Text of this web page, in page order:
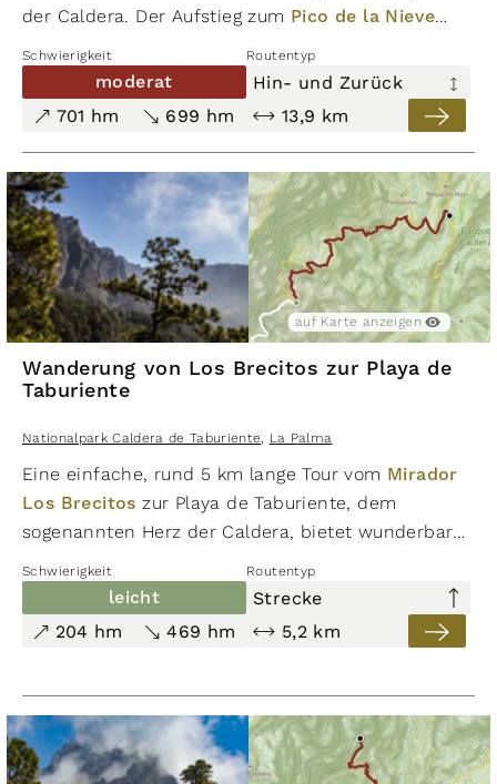
leicht
274 hm
274 hm
6,4 km
Wanderung vom Roque de los
Muchachos zum Roque Palmero
Nationalpark Caldera de Taburiente
,
La Palma
auf Karte anzeigen
auf Karte ausblenden
771 hm
7,1 km
Mirador del Morro de los Gatos im
Parque Nacional de la Caldera de
Taburiente
der Caldera. Der Aufstieg zum Pico de la Nieve
verläuft durch prachtvollen Kiefernwald hinauf in
die Hochgebirgsvegetation der Insel La Palma.​
Schwierigkeit Routentyp
moderat
Hin- und Zurück
701 hm
699 hm 13,9 km
auf Karte anzeigen
Wanderung von Los Brecitos zur Playa de
Taburiente
Nationalpark Caldera de Taburiente, La Palma
Eine einfache, rund 5 km lange Tour vom Mirador
Los Brecitos zur Playa de Taburiente, dem
sogenannten Herz der Caldera, bietet wunderbare
Einblicke in die traumhaften Naturlandschaften
des Nationalparks. Die Wanderung kann mit
anderen Routen kombiniert oder als
Streckenwanderung begangen werden.
Schwierigkeit Routentyp
leicht
Strecke
204 hm
469 hm 5,2 km